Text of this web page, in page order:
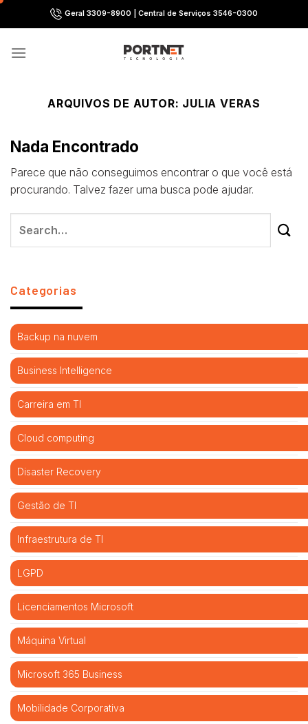
Skip
to
Geral 3309-8900 | Central de Serviços 3546-0300
ARQUIVOS DE AUTOR: JULIA VERAS
Nada Encontrado
Parece que não conseguimos encontrar o que você está
procurando. Talvez fazer uma busca pode ajudar.
Categorias
Backup na nuvem
Business Intelligence
Carreira em TI
Cloud computing
Disaster Recovery
Gestão de TI
Infraestrutura de TI
LGPD
Licenciamentos Microsoft
Máquina Virtual
Microsoft 365 Business
Mobilidade Corporativa